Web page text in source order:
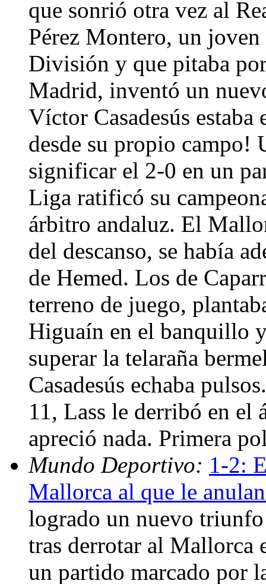
que sonrió otra vez al
Pérez Montero, un
División y que pitaba
Madrid, inventó un
Víctor Casadesús
desde su propio campo!
significar el 2-0 en un
Liga ratificó su
árbitro andaluz. El
del descanso, se había
de Hemed. Los de
terreno de juego,
Higuaín en el banquillo
superar la telaraña
Casadesús echaba
11, Lass le derribó en el
apreció nada. Primera
Mundo Deportivo: 1-2:
Mallorca al que le
logrado un nuevo
tras derrotar al Mallorca
un partido marcado por